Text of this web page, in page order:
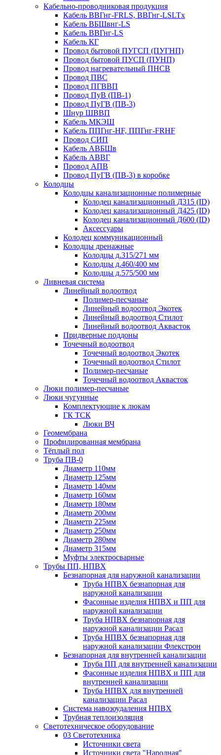
Кабельно-проводниковая продукция
Кабель ВВГнг-FRLS, ВВГнг-LSLTx
Кабель ВБШвнг-LS
Кабель ВВГнг-LS
Кабель КГ
Провод бытовой ПУГСП (ПУГНП)
Провод бытовой ПУСП (ПУНП)
Провод нагревательный ПНСВ
Провод ПВС
Провод ПГВВП
Провод ПуВ (ПВ-1)
Провод ПуГВ (ПВ-3)
Шнур ШВВП
Кабель МКЭШ
Кабель ППГнг-HF, ППГнг-FRHF
Провод СИП
Кабель АВБШв
Кабель АВВГ
Провод АПВ
Провод ПуГВ (ПВ-3) в коробке
Колодцы
Колодцы канализационные полимерные
Колодец канализационный Д315 (ID)
Колодец канализационный Д425 (ID)
Колодец канализационный Д600 (ID)
Аксессуары
Колодец коммуникационный
Колодцы дренажные
Колодцы д.315/271 мм
Колодцы д.460/400 мм
Колодцы д.575/500 мм
Ливневая система
Линейный водоотвод
Полимер-песчаные
Линейный водоотвод Экотек
Линейный водоотвод Стилот
Линейный водоотвод Аквасток
Придверные поддоны
Точечный водоотвод
Точечный водоотвод Экотек
Точечный водоотвод Стилот
Полимер-песчаные
Точечный водоотвод Аквасток
Люки полимер-песчаные
Люки чугунные
Комплектующие к люкам
ГК ТСК
Люки ВЧ
Геомембрана
Профилированная мембрана
Тёплый пол
Труба ПВ-0
Диаметр 110мм
Диаметр 125мм
Диаметр 140мм
Диаметр 160мм
Диаметр 180мм
Диаметр 200мм
Диаметр 225мм
Диаметр 250мм
Диаметр 280мм
Диаметр 315мм
Муфты электросварные
Трубы ПП, НПВХ
Безнапорная для наружной канализации
Труба НПВХ безнапорная для
наружной канализации
Фасонные изделия НПВХ и ПП для
наружной канализации
Труба НПВХ безнапорная для
наружной канализации Расал
Труба НПВХ безнапорная для
наружной канализации Флекстрон
Безнапорная для внутренней канализации
Труба ПП для внутренней канализации
Фасонные изделия НПВХ и ПП для
внутренней канализации
Труба НПВХ для внутренней
канализации Расал
Система навозоудаления НПВХ
Трубная теплоизоляция
Светотехническое оборудование
03 Светотехника
Источники света
Источники света "Народная"